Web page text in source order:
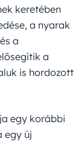
keretében
a nyarak
a
a
is hordozott
egy korábbi
egy új